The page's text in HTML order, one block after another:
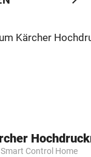
Smart Control Home